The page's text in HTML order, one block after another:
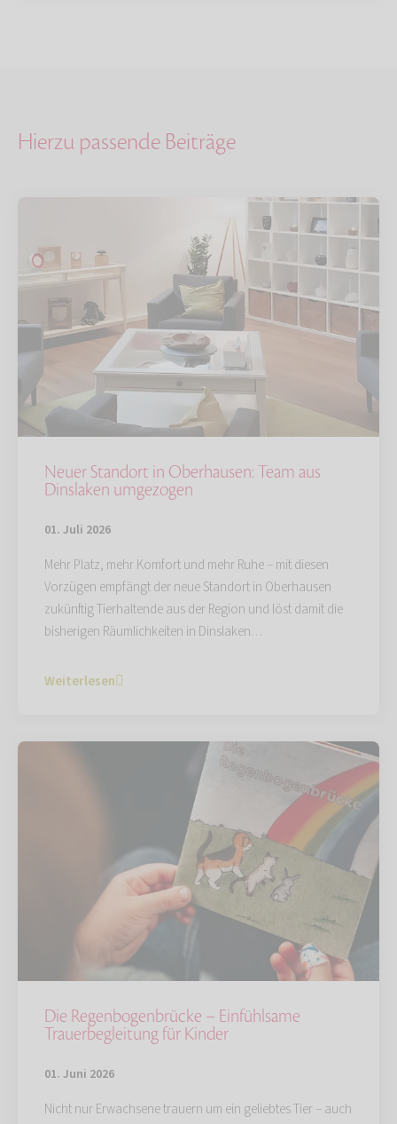
Hierzu passende Beiträge
Neuer Standort in Oberhausen: Team aus
Dinslaken umgezogen
01. Juli 2026
Mehr Platz, mehr Komfort und mehr Ruhe – mit diesen
Vorzügen empfängt der neue Standort in Oberhausen
zukünftig Tierhaltende aus der Region und löst damit die
bisherigen Räumlichkeiten in Dinslaken…
Weiterlesen
Die Regenbogenbrücke – Einfühlsame
Trauerbegleitung für Kinder
01. Juni 2026
Nicht nur Erwachsene trauern um ein geliebtes Tier – auch